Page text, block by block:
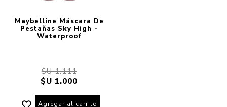
Maybelline Máscara De
Pestañas Sky High -
Waterproof
$U 1.111
$U 1.000
Agregar al carrito